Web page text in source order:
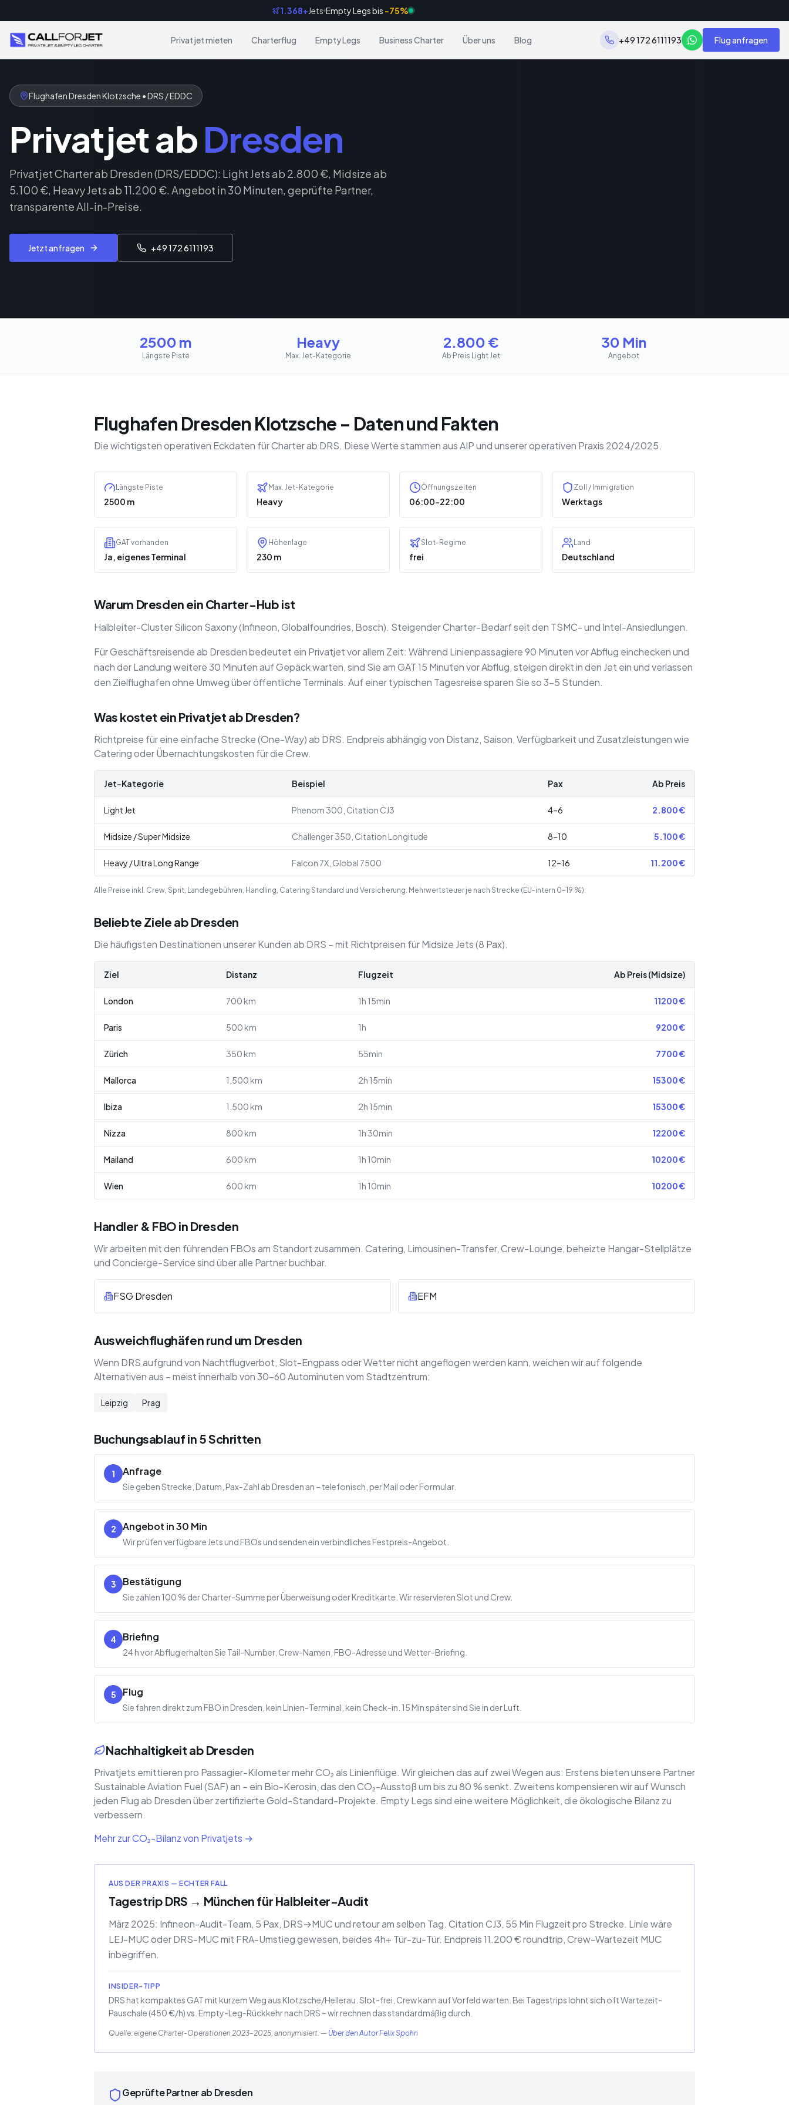
1.368+Jets Empty Legs bis -75% Frankfurt → Dubai
Privatjet mieten Charterflug Empty Legs Business Charter Über uns Blog +49 172 6111193 Flug anfragen
Flughafen Dresden Klotzsche • DRS / EDDC
Privatjet abDresden
Privatjet Charter ab Dresden (DRS/EDDC): Light Jets ab 2.800 €, Midsize ab
5.100 €, Heavy Jets ab 11.200 €. Angebot in 30 Minuten, geprüfte Partner,
transparente All-in-Preise.
Jetzt anfragen +49 172 6111193
2500 m
Längste Piste
Heavy
Max. Jet-Kategorie
2.800 €
Ab Preis Light Jet
30 Min
Angebot
Flughafen Dresden Klotzsche – Daten und Fakten
Die wichtigsten operativen Eckdaten für Charter ab DRS. Diese Werte stammen aus AIP und unserer operativen Praxis 2024/2025.
Längste Piste
2500 m
Max. Jet-Kategorie
Heavy
Öffnungszeiten
06:00–22:00
Zoll / Immigration
Werktags
GAT vorhanden
Ja, eigenes Terminal
Höhenlage
230 m
Slot-Regime
frei
Land
Deutschland
Warum Dresden ein Charter-Hub ist
Halbleiter-Cluster Silicon Saxony (Infineon, Globalfoundries, Bosch). Steigender Charter-Bedarf seit den TSMC- und Intel-Ansiedlungen.
Für Geschäftsreisende ab Dresden bedeutet ein Privatjet vor allem Zeit: Während Linienpassagiere 90 Minuten vor Abflug einchecken und
nach der Landung weitere 30 Minuten auf Gepäck warten, sind Sie am GAT 15 Minuten vor Abflug, steigen direkt in den Jet ein und verlassen
den Zielflughafen ohne Umweg über öffentliche Terminals. Auf einer typischen Tagesreise sparen Sie so 3–5 Stunden.
Was kostet ein Privatjet ab Dresden?
Richtpreise für eine einfache Strecke (One-Way) ab DRS. Endpreis abhängig von Distanz, Saison, Verfügbarkeit und Zusatzleistungen wie
Catering oder Übernachtungskosten für die Crew.
Jet-Kategorie Beispiel Pax Ab Preis
Light Jet Phenom 300, Citation CJ3 4–6 2.800€
Midsize / Super Midsize Challenger 350, Citation Longitude 8–10 5.100€
Heavy / Ultra Long Range Falcon 7X, Global 7500 12–16 11.200€
Alle Preise inkl. Crew, Sprit, Landegebühren, Handling, Catering Standard und Versicherung. Mehrwertsteuer je nach Strecke (EU-intern 0–19 %).
Beliebte Ziele ab Dresden
Die häufigsten Destinationen unserer Kunden ab DRS – mit Richtpreisen für Midsize Jets (8 Pax).
Ziel Distanz Flugzeit Ab Preis (Midsize)
London 700 km 1h 15min 11200€
Paris 500 km 1h 9200€
Zürich 350 km 55min 7700€
Mallorca 1.500 km 2h 15min 15300€
Ibiza 1.500 km 2h 15min 15300€
Nizza 800 km 1h 30min 12200€
Mailand 600 km 1h 10min 10200€
Wien 600 km 1h 10min 10200€
Handler & FBO in Dresden
Wir arbeiten mit den führenden FBOs am Standort zusammen. Catering, Limousinen-Transfer, Crew-Lounge, beheizte Hangar-Stellplätze
und Concierge-Service sind über alle Partner buchbar.
FSG Dresden EFM
Ausweichflughäfen rund um Dresden
Wenn DRS aufgrund von Nachtflugverbot, Slot-Engpass oder Wetter nicht angeflogen werden kann, weichen wir auf folgende
Alternativen aus – meist innerhalb von 30–60 Autominuten vom Stadtzentrum:
Leipzig Prag
Buchungsablauf in 5 Schritten
1 Anfrage
Sie geben Strecke, Datum, Pax-Zahl ab Dresden an – telefonisch, per Mail oder Formular.
2 Angebot in 30 Min
Wir prüfen verfügbare Jets und FBOs und senden ein verbindliches Festpreis-Angebot.
3 Bestätigung
Sie zahlen 100 % der Charter-Summe per Überweisung oder Kreditkarte. Wir reservieren Slot und Crew.
4 Briefing
24 h vor Abflug erhalten Sie Tail-Number, Crew-Namen, FBO-Adresse und Wetter-Briefing.
5 Flug
Sie fahren direkt zum FBO in Dresden, kein Linien-Terminal, kein Check-in. 15 Min später sind Sie in der Luft.
Nachhaltigkeit ab Dresden
Privatjets emittieren pro Passagier-Kilometer mehr CO₂ als Linienflüge. Wir gleichen das auf zwei Wegen aus: Erstens bieten unsere Partner
Sustainable Aviation Fuel (SAF) an – ein Bio-Kerosin, das den CO₂-Ausstoß um bis zu 80 % senkt. Zweitens kompensieren wir auf Wunsch
jeden Flug ab Dresden über zertifizierte Gold-Standard-Projekte. Empty Legs sind eine weitere Möglichkeit, die ökologische Bilanz zu
verbessern.
Mehr zur CO₂-Bilanz von Privatjets →
AUS DER PRAXIS — ECHTER FALL
Tagestrip DRS → München für Halbleiter-Audit
März 2025: Infineon-Audit-Team, 5 Pax, DRS→MUC und retour am selben Tag. Citation CJ3, 55 Min Flugzeit pro Strecke. Linie wäre
LEJ-MUC oder DRS-MUC mit FRA-Umstieg gewesen, beides 4h+ Tür-zu-Tür. Endpreis 11.200 € roundtrip, Crew-Wartezeit MUC
inbegriffen.
INSIDER-TIPP
DRS hat kompaktes GAT mit kurzem Weg aus Klotzsche/Hellerau. Slot-frei, Crew kann auf Vorfeld warten. Bei Tagestrips lohnt sich oft Wartezeit-
Pauschale (450 €/h) vs. Empty-Leg-Rückkehr nach DRS – wir rechnen das standardmäßig durch.
Quelle: eigene Charter-Operationen 2023–2025, anonymisiert. — Über den Autor Felix Spohn
Geprüfte Partner ab Dresden